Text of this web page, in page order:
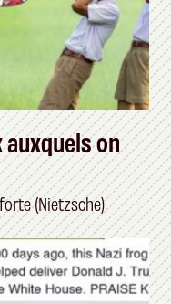
on
(Nietzsche)